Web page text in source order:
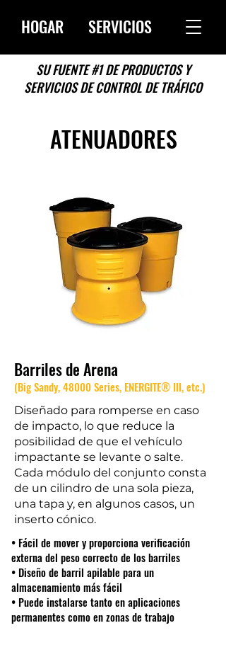
HOGAR SERVICIOS
SU FUENTE #1 DE PRODUCTOS Y
SERVICIOS DE CONTROL DE TRÁFICO
ATENUADORES
Barriles de Arena
(Big Sandy, 48000 Series, ENERGITE® III, etc.)
Diseñado para romperse en caso
de impacto, lo que reduce la
posibilidad de que el vehículo
impactante se levante o salte.
Cada módulo del conjunto consta
de un cilindro de una sola pieza,
una tapa y, en algunos casos, un
inserto cónico.
• Fácil de mover y proporciona verificación
externa del peso correcto de los barriles
• Diseño de barril apilable para un
almacenamiento más fácil
• Puede instalarse tanto en aplicaciones
permanentes como en zonas de trabajo